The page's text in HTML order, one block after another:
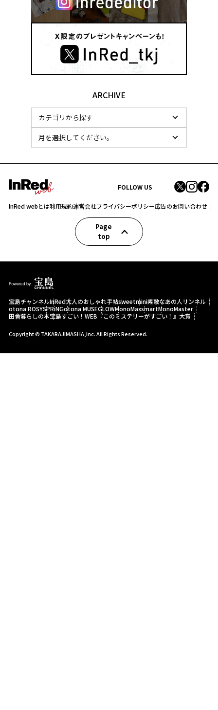
ARCHIVE
FOLLOW US
InRed webとは利用規約運営会社プライバシーポリシー広告のお問い合わせ
Page
top
宝島チャンネルInRed大人のおしゃれ手帖sweetmini素敵なあの人 リンネル
otona ROSYSPRiNGotona MUSEGLOWMonoMaxsmartMonoMaster
田舎暮らしの本宝島すごい！WEB 『このミステリーがすごい！』大賞
Copyright © TAKARAJIMASHA,Inc. All Rights Reserved.